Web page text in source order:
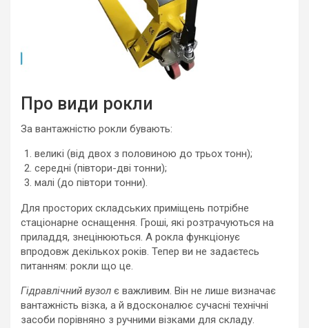
Про види рокли
За вантажністю рокли бувають:
великі (від двох з половиною до трьох тонн);
середні (півтори-дві тонни);
малі (до півтори тонни).
Для просторих складських приміщень потрібне
стаціонарне оснащення. Гроші, які розтрачуються на
приладдя, знецінюються. А рокла функціонує
впродовж декількох років. Тепер ви не задаєтесь
питанням: рокли що це.
Гідравлічний вузол є важливим. Він не лише визначає
вантажність візка, а й вдосконалює сучасні технічні
засоби порівняно з ручними візками для складу.